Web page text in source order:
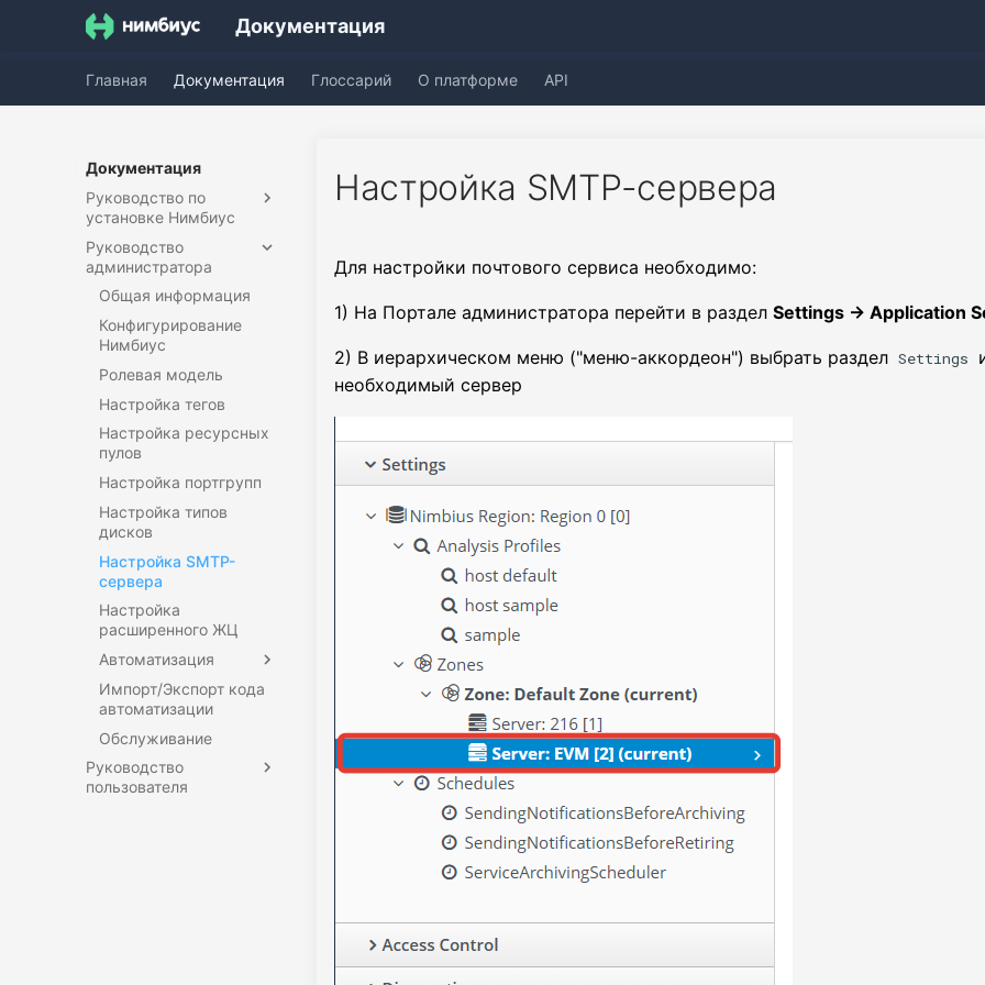
Документация
Главная Документация Глоссарий О платформе API
Документация
Руководство по
установке Нимбиус
Установка через
Docker Compose
Установка в среде
Kubernetes
Добавление доменов
Настройка внешней
аутентификации через
Blitz
Настройка внешней
аутентификации через
Keycloak
Биллинг платформы
Руководство
администратора
Общая информация
Конфигурирование
Нимбиус
Ролевая модель
Настройка тегов
Настройка ресурсных
пулов
Настройка портгрупп
Настройка типов
дисков
Настройка SMTP-
сервера
Настройка
расширенного ЖЦ
Автоматизация
Настройка услуги
«Виртуальная
машина» для
гипервизоров
Настройка услуги
"Клонирование
Импорт/Экспорт кода
автоматизации
Обслуживание
Руководство
пользователя
Настройка SMTP-сервера
Для настройки почтового сервиса необходимо:
1) На Портале администратора перейти в раздел Settings → Application
2) В иерархическом меню ("меню-аккордеон") выбрать раздел Settings
необходимый сервер